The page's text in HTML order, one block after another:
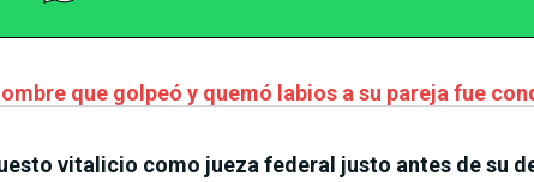
que golpeó y quemó labios a su pareja fue
vitalicio como jueza federal justo antes de su